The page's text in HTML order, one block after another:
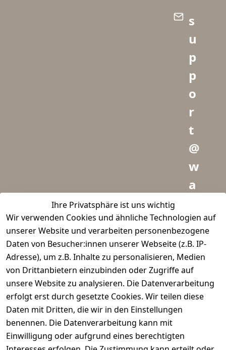
Ihre Privatsphäre ist uns wichtig
Wir verwenden Cookies und ähnliche Technologien auf
unserer Website und verarbeiten personenbezogene
Daten von Besucher:innen unserer Webseite (z.B. IP-
Adresse), um z.B. Inhalte zu personalisieren, Medien
von Drittanbietern einzubinden oder Zugriffe auf
unsere Website zu analysieren. Die Datenverarbeitung
erfolgt erst durch gesetzte Cookies. Wir teilen diese
Daten mit Dritten, die wir in den Einstellungen
benennen. Die Datenverarbeitung kann mit
Einwilligung oder aufgrund eines berechtigten
s
u
p
p
o
r
t
@
w
a
d
m
e
i
s